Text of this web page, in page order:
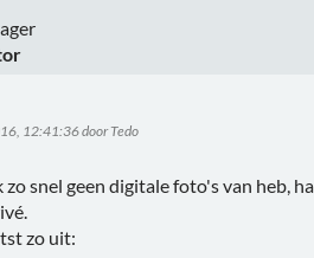
12:41:36 door Tedo
snel geen digitale foto's van heb,
zo uit: